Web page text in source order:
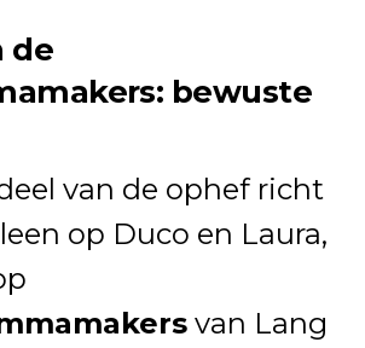
de
bewuste
van de ophef richt
op Duco en Laura,
van Lang